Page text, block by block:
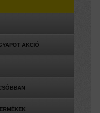
AKCIÓ